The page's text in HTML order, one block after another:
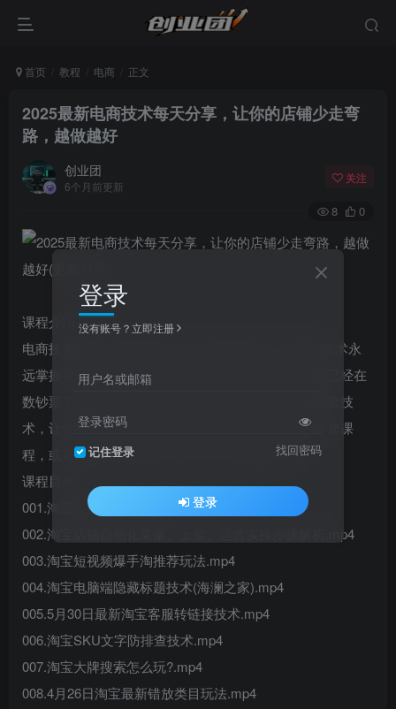
首页 教程 电商 正文
2025最新电商技术每天分享，让你的店铺少走弯
路，越做越好
创业团
6个月前更新
关注
8 0
课程介绍：
电商技术每天分享最新2021-2025专栏课程，最新的技术永
远掌握在少数人手里，当你还在找方法的时候，别人已经在
数钞票了。如果你也想学习市场上偏门黑科技电商运营技
术，让你的店铺少走弯路，越做越好，不如学习下本套课
程，或许能从中找到自己的灵感，避免被割韭菜。
课程目录：
001.淘宝店铺屏蔽搜索技术.mp4
002.淘宝店铺自动化采集、上架、运营实操步骤解析.mp4
003.淘宝短视频爆手淘推荐玩法.mp4
004.淘宝电脑端隐藏标题技术(海澜之家).mp4
005.5月30日最新淘宝客服转链接技术.mp4
006.淘宝SKU文字防排查技术.mp4
007.淘宝大牌搜索怎么玩?.mp4
008.4月26日淘宝最新错放类目玩法.mp4
登录
没有账号？立即注册
用户名或邮箱
登录密码
记住登录 找回密码
登录